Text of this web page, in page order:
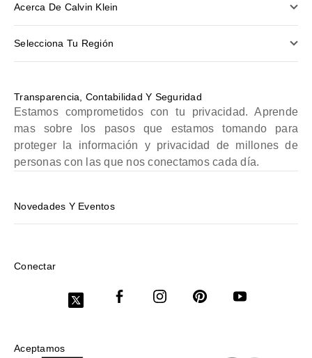
Acerca De Calvin Klein
Selecciona Tu Región
Transparencia, Contabilidad Y Seguridad
Estamos comprometidos con tu privacidad. Aprende
mas sobre los pasos que estamos tomando para
proteger la información y privacidad de millones de
personas con las que nos conectamos cada día.
Novedades Y Eventos
Conectar
Aceptamos